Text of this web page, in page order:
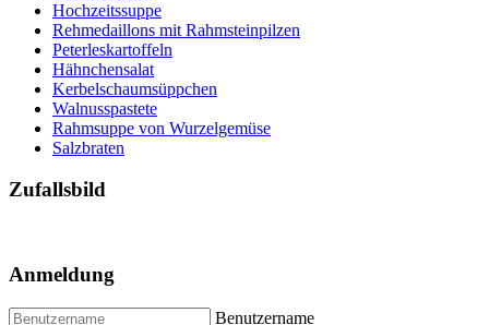
Hochzeitssuppe
Rehmedaillons mit Rahmsteinpilzen
Peterleskartoffeln
Hähnchensalat
Kerbelschaumsüppchen
Walnusspastete
Rahmsuppe von Wurzelgemüse
Salzbraten
Zufallsbild
Anmeldung
Benutzername